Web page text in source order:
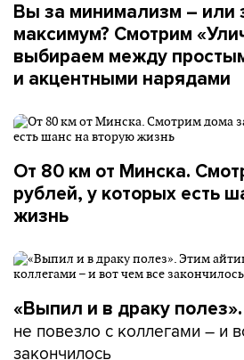
Вы за минимализм – или
максимум? Смотрим
выбираем между
и акцентными нарядами
От 80 км от Минска.
рублей, у которых есть
жизнь
«Выпил и в драку полез».
не повезло с коллегами – и
закончилось